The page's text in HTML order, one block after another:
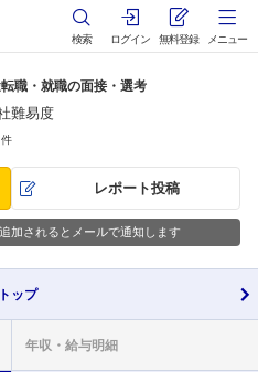
検索 ログイン 無料登録 メニュー
職・就職の面接・選考
難易度
件
レポート投稿
加されるとメールで通知します
トップ
年収・ 給与明細